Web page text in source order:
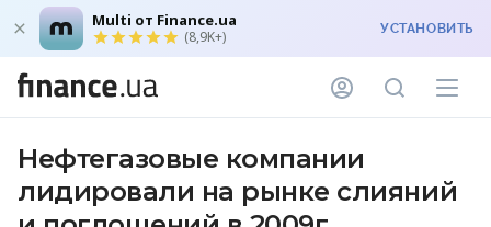
Multi от Finance.ua
(8,9K+) УСТАНОВИТЬ
Нефтегазовые компании
лидировали на рынке слияний